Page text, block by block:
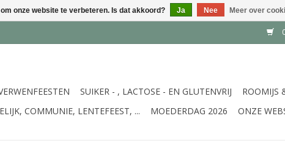
SUIKER - , LACTOSE - EN GLUTENVRIJ ROOMIJS
COMMUNIE, LENTEFEEST, ...
MOEDERDAG 2026 ONZE
onze website te verbeteren. Is dat akkoord? Ja Nee Meer over